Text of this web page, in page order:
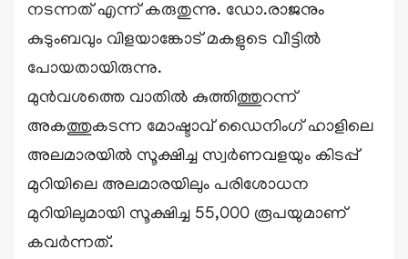
നടന്നത് എന്ന് കരുതുന്നു. ഡോ.രാജനും
കുടുംബവും വിളയാങ്കോട് മകളുടെ വീട്ടില്‍
പോയതായിരുന്നു.
മുന്‍വശത്തെ വാതില്‍ കുത്തിത്തുറന്ന്
അകത്തുകടന്ന മോഷ്ടാവ് ഡൈനിംഗ് ഹാളിലെ
അലമാരയില്‍ സൂക്ഷിച്ച സ്വര്‍ണവളയും കിടപ്പ്
മുറിയിലെ അലമാരയിലും പരിശോധന
മുറിയിലുമായി സൂക്ഷിച്ച 55,000 രൂപയുമാണ്
കവര്‍ന്നത്.